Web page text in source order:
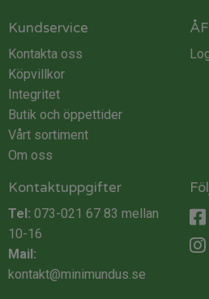
Kundservice
Kontakta oss
Köpvillkor
Integritet
Butik och öppettider
Vårt sortiment
Om oss
Kontaktuppgifter
Tel: 073-021 67 83 mellan
10-16
Mail:
kontakt@minimundus.se